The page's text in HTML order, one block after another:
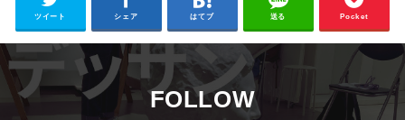
ツイート シェア はてブ 送る Pocket
FOLLOW